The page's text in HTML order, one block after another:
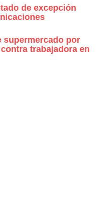
de excepción
supermercado por
trabajadora en